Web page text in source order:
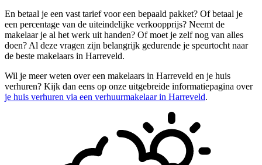
En betaal je een vast tarief voor een bepaald pakket? Of betaal je
een percentage van de uiteindelijke verkoopprijs? Neemt de
makelaar je al het werk uit handen? Of moet je zelf nog van alles
doen? Al deze vragen zijn belangrijk gedurende je speurtocht naar
de beste makelaars in Harreveld.
Wil je meer weten over een makelaars in Harreveld en je huis
verhuren? Kijk dan eens op onze uitgebreide informatiepagina over
je huis verhuren via een verhuurmakelaar in Harreveld.